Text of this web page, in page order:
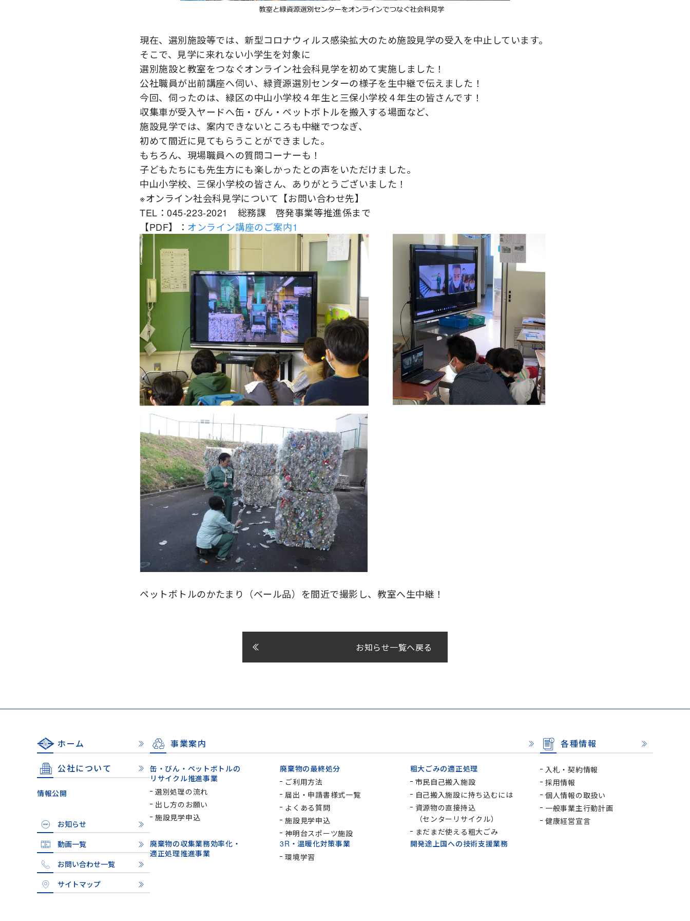
現在、選別施設等では、新型コロナウィルス感染拡大のため施設見学の受入を中止しています。
そこで、見学に来れない小学生を対象に
選別施設と教室をつなぐオンライン社会科見学を初めて実施しました！
公社職員が出前講座へ伺い、緑資源選別センターの様子を生中継で伝えました！
今回、伺ったのは、緑区の中山小学校４年生と三保小学校４年生の皆さんです！
収集車が受入ヤードへ缶・びん・ペットボトルを搬入する場面など、
施設見学では、案内できないところも中継でつなぎ、
初めて間近に見てもらうことができました。
もちろん、現場職員への質問コーナーも！
子どもたちにも先生方にも楽しかったとの声をいただけました。
中山小学校、三保小学校の皆さん、ありがとうございました！
※オンライン社会科見学について【お問い合わせ先】
TEL：045-223-2021 総務課 啓発事業等推進係まで
【PDF】： オンライン講座のご案内1
ペットボトルのかたまり（ベール品）を間近で撮影し、教室へ生中継！
お知らせ一覧へ戻る
ホーム
公社について
情報公開
お知らせ
動画一覧
お問い合わせ一覧
サイトマップ
事業案内
缶・びん・ペットボトルの
リサイクル推進事業
選別処理の流れ
出し方のお願い
施設見学申込
廃棄物の最終処分
ご利用方法
届出・申請書様式一覧
よくある質問
施設見学申込
神明台スポーツ施設
粗大ごみの適正処理
市民自己搬入施設
自己搬入施設に持ち込むには
資源物の直接持込
（センターリサイクル）
まだまだ使える粗大ごみ
廃棄物の収集業務効率化・
適正処理推進事業
3R・温暖化対策事業
環境学習
開発途上国への技術支援業務
各種情報
入札・契約情報
採用情報
個人情報の取扱い
一般事業主行動計画
健康経営宣言